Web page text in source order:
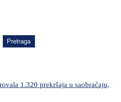
Pretraga
1.320 prekršaja u saobraćaju,